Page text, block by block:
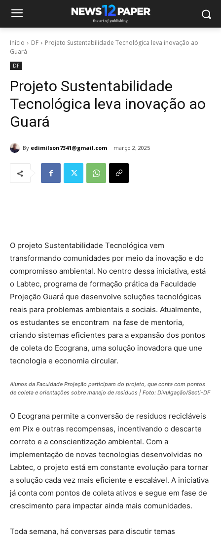
Início DF
Projeto Sustentabilidade Tecnológica leva inovação ao
Guará
DF
Projeto Sustentabilidade
Tecnológica leva inovação ao
Guará
By edimilson7341@gmail.com março 2, 2025
O projeto Sustentabilidade Tecnológica vem
transformando comunidades por meio da inovação e do
compromisso ambiental. No centro dessa iniciativa, está
o Labtec, programa de formação prática da Faculdade
Projeção Guará que desenvolve soluções tecnológicas
reais para problemas ambientais e sociais. Atualmente,
os estudantes se encontram na fase de mentoria,
criando sistemas eficientes para a expansão dos pontos
de coleta do Ecograna, uma solução inovadora que une
tecnologia e economia circular.
Alunos da Faculdade Projeção participam do projeto, que conta com pontos
de coleta e orientações sobre manejo de resíduos | Foto: Divulgação/Secti-DF
O Ecograna permite a conversão de resíduos recicláveis
em Pix e outras recompensas, incentivando o descarte
correto e a conscientização ambiental. Com a
implementação de novas tecnologias desenvolvidas no
Labtec, o projeto está em constante evolução para tornar
a solução cada vez mais eficiente e escalável. A iniciativa
já conta com pontos de coleta ativos e segue em fase de
crescimento para impactar ainda mais comunidades.
Toda semana, há conversas para discutir temas